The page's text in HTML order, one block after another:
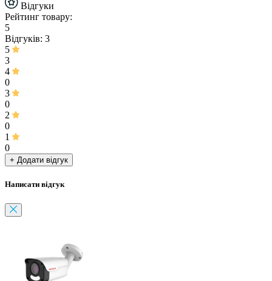
Відгуки
Рейтинг товару:
5
Відгуків: 3
5
3
4
0
3
0
2
0
1
0
+ Додати відгук
Написати відгук